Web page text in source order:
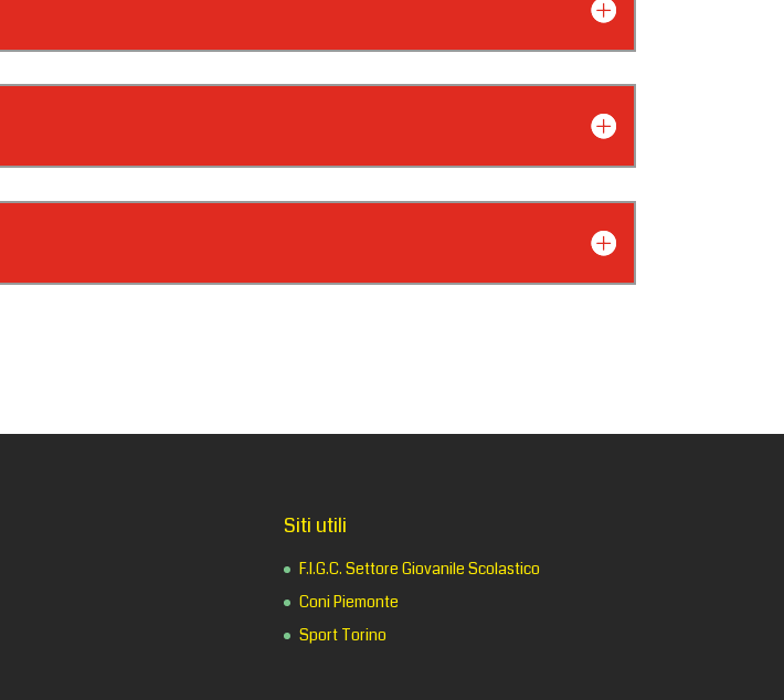
Siti utili
F.I.G.C. Settore Giovanile Scolastico
Coni Piemonte
Sport Torino